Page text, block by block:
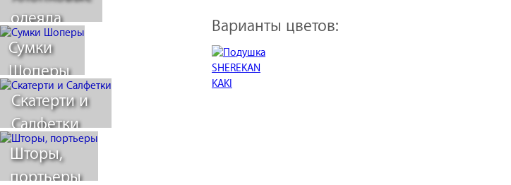
Варианты цветов:
одеяла
Сумки
Шоперы
Скатерти и
Салфетки
Шторы,
портьеры